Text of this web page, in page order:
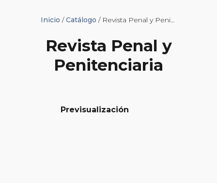
Inicio /Catálogo / Revista Penal y Penitenciaria
Revista Penal y
Penitenciaria
Previsualización